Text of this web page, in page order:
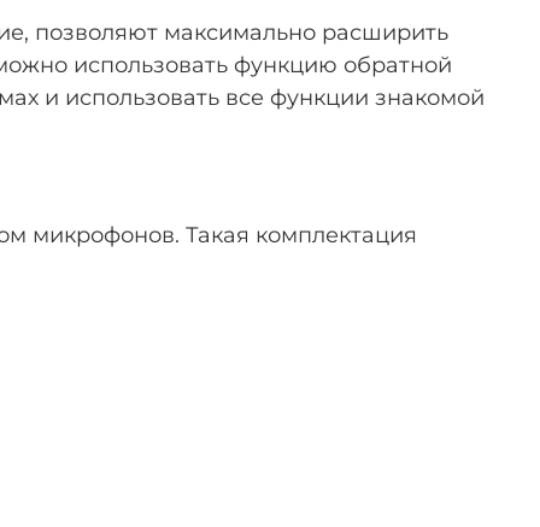
позволяют максимально расширить
использовать функцию обратной
и использовать все функции знакомой
микрофонов. Такая комплектация